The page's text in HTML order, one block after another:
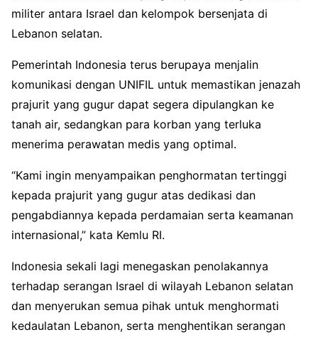
militer antara Israel dan kelompok bersenjata di
Lebanon selatan.
Pemerintah Indonesia terus berupaya menjalin
komunikasi dengan UNIFIL untuk memastikan jenazah
prajurit yang gugur dapat segera dipulangkan ke
tanah air, sedangkan para korban yang terluka
menerima perawatan medis yang optimal.
“Kami ingin menyampaikan penghormatan tertinggi
kepada prajurit yang gugur atas dedikasi dan
pengabdiannya kepada perdamaian serta keamanan
internasional,” kata Kemlu RI.
Indonesia sekali lagi menegaskan penolakannya
terhadap serangan Israel di wilayah Lebanon selatan
dan menyerukan semua pihak untuk menghormati
kedaulatan Lebanon, serta menghentikan serangan